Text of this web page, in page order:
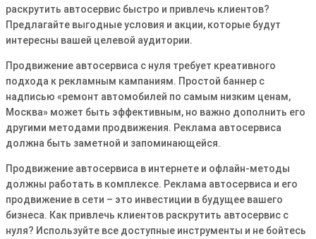
раскрутить автосервис быстро и привлечь клиентов?
Предлагайте выгодные условия и акции, которые будут
интересны вашей целевой аудитории.
Продвижение автосервиса с нуля требует креативного
подхода к рекламным кампаниям. Простой баннер с
надписью «ремонт автомобилей по самым низким ценам,
Москва» может быть эффективным, но важно дополнить его
другими методами продвижения. Реклама автосервиса
должна быть заметной и запоминающейся.
Продвижение автосервиса в интернете и офлайн-методы
должны работать в комплексе. Реклама автосервиса и его
продвижение в сети – это инвестиции в будущее вашего
бизнеса. Как привлечь клиентов раскрутить автосервис с
нуля? Используйте все доступные инструменты и не бойтесь